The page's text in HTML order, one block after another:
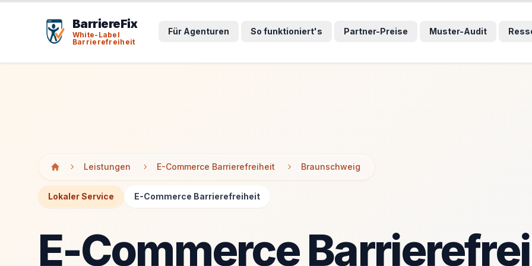
BarriereFix
White-Label
Barrierefreiheit
Für Agenturen So funktioniert's Partner-Preise Muster-Audit
Leistungen E-Commerce Barrierefreiheit Braunschweig
Lokaler Service E-Commerce Barrierefreiheit
E-Commerce